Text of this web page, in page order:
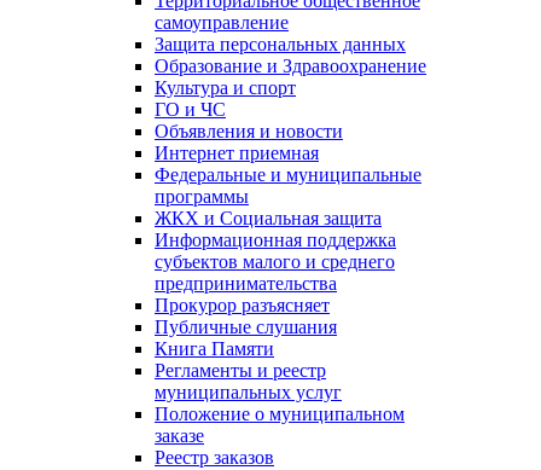
самоуправление
Защита персональных данных
Образование и Здравоохранение
Культура и спорт
ГО и ЧС
Объявления и новости
Интернет приемная
Федеральные и муниципальные
программы
ЖКХ и Социальная защита
Информационная поддержка
субъектов малого и среднего
предпринимательства
Прокурор разъясняет
Публичные слушания
Книга Памяти
Регламенты и реестр
муниципальных услуг
Положение о муниципальном
заказе
Реестр заказов